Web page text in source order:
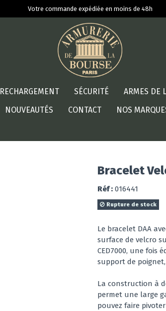
Votre commande expédiée en moins de 48h
RECHARGEMENT SÉCURITÉ ARMES DE
NOUVEAUTÉS CONTACT NOS
Bracelet
Réf : 016441
Rupture de stock
Le bracelet DAA
surface de velcro
CED7000, une fois
support de
La construction à
permet une large
pouvez faire